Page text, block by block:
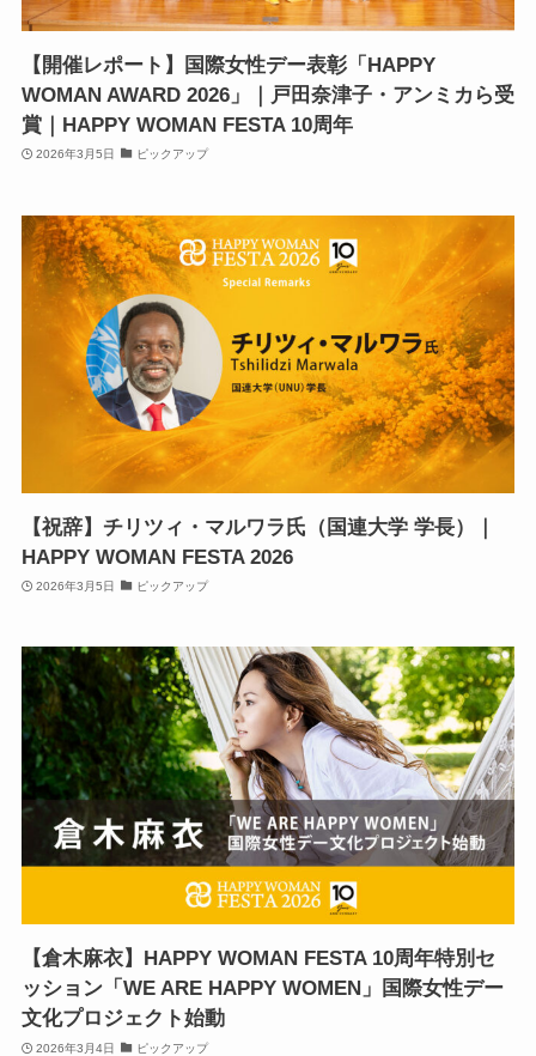
【開催レポート】国際女性デー表彰「HAPPY
WOMAN AWARD 2026」｜戸田奈津子・アンミカら受
賞｜HAPPY WOMAN FESTA 10周年
2026年3月5日 ピックアップ
【祝辞】チリツィ・マルワラ氏（国連大学 学長）｜
HAPPY WOMAN FESTA 2026
2026年3月5日 ピックアップ
【倉木麻衣】HAPPY WOMAN FESTA 10周年特別セ
ッション「WE ARE HAPPY WOMEN」国際女性デー
文化プロジェクト始動
2026年3月4日 ピックアップ